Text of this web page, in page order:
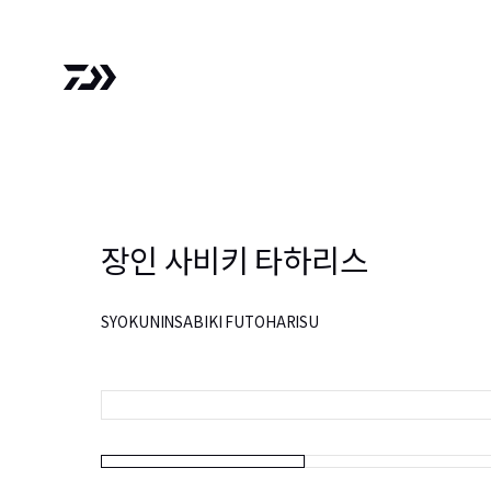
장인 사비키 타하리스
SYOKUNINSABIKI FUTOHARISU